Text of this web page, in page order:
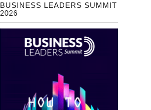
BUSINESS LEADERS SUMMIT
2026